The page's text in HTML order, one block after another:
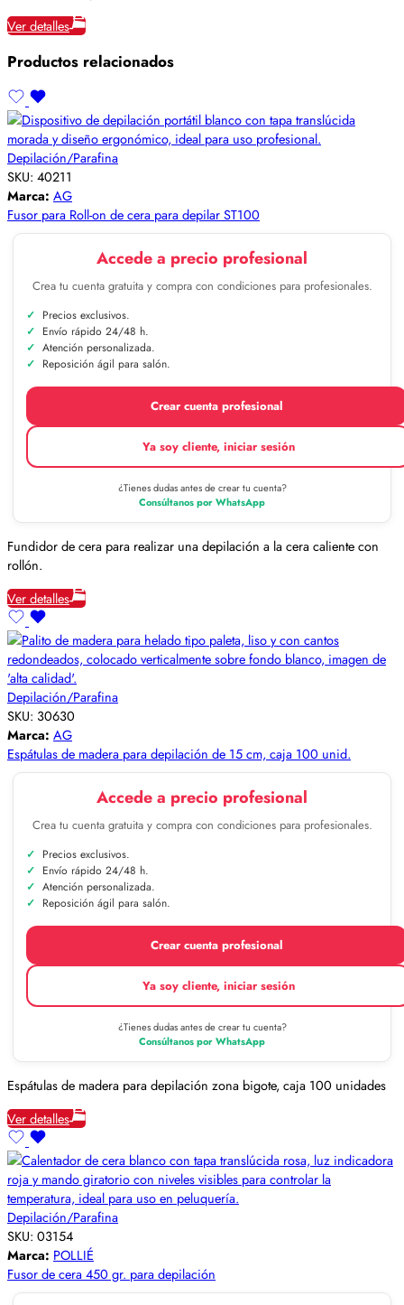
Ver detalles
Productos relacionados
Depilación/Parafina
SKU: 40211
Marca: AG
Fusor para Roll-on de cera para depilar ST100
Accede a precio profesional
Crea tu cuenta gratuita y compra con condiciones para profesionales.
Precios exclusivos.
Envío rápido 24/48 h.
Atención personalizada.
Reposición ágil para salón.
Crear cuenta profesional
Ya soy cliente, iniciar sesión
¿Tienes dudas antes de crear tu cuenta?
Consúltanos por WhatsApp
Fundidor de cera para realizar una depilación a la cera caliente con
rollón.
Ver detalles
Depilación/Parafina
SKU: 30630
Marca: AG
Espátulas de madera para depilación de 15 cm, caja 100 unid.
Accede a precio profesional
Crea tu cuenta gratuita y compra con condiciones para profesionales.
Precios exclusivos.
Envío rápido 24/48 h.
Atención personalizada.
Reposición ágil para salón.
Crear cuenta profesional
Ya soy cliente, iniciar sesión
¿Tienes dudas antes de crear tu cuenta?
Consúltanos por WhatsApp
Espátulas de madera para depilación zona bigote, caja 100 unidades
Ver detalles
Depilación/Parafina
SKU: 03154
Marca: POLLIÉ
Fusor de cera 450 gr. para depilación